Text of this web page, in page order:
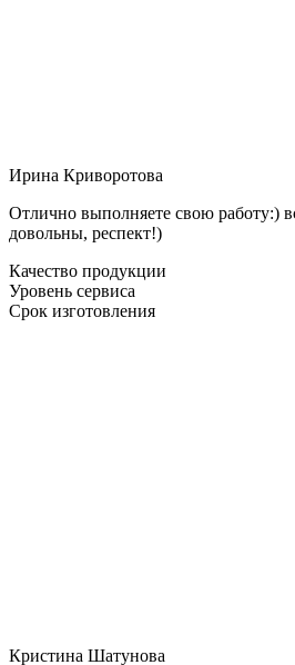
Ирина Криворотова
Отлично выполняете свою работу:)
довольны, респект!)
Качество продукции
Уровень сервиса
Срок изготовления
Кристина Шатунова